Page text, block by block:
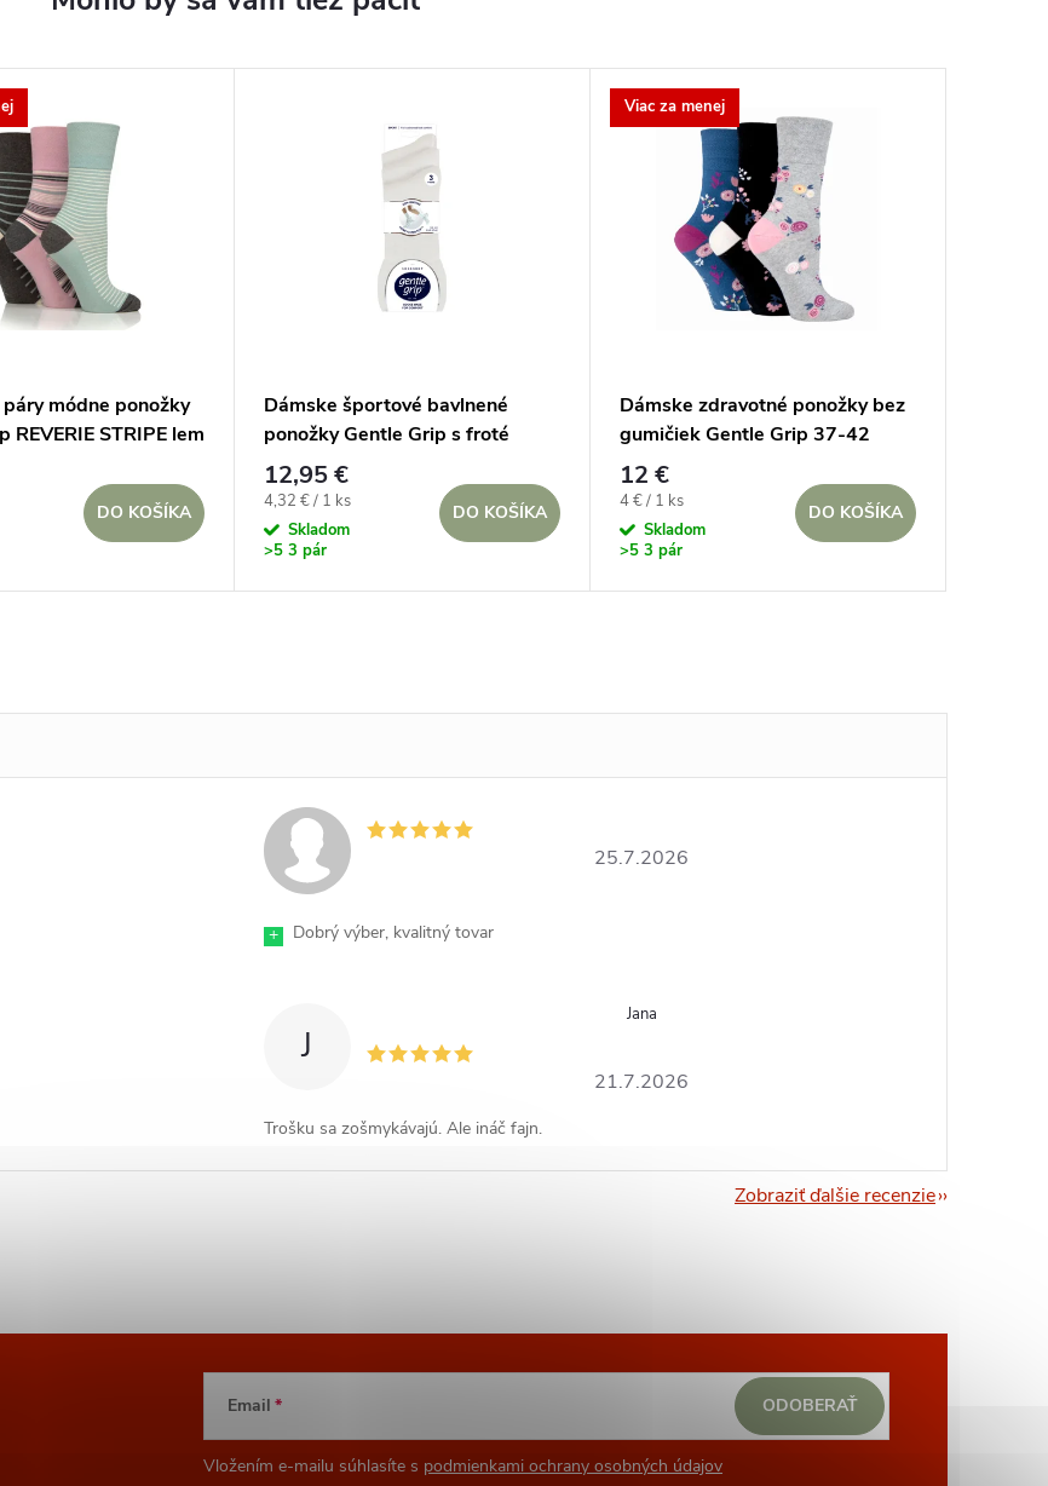
módne ponožky
REVERIE STRIPE lem
DO KOŠÍKA
Dámske športové bavlnené
ponožky Gentle Grip s froté
chodidlom 3 páry BIELE
12,95 €
Jednotková
cena:
4,32 € / 1 ks
Skladom
>5 3 pár
DO KOŠÍKA
Viac za menej
Dámske zdravotné ponožky bez
gumičiek Gentle Grip 37-42
FLORAL EMBRACE Vintage flóral
set, Ruže a Lúčne kvety, 3 páry
12 €
Jednotková
cena:
4 € / 1 ks
Skladom
>5 3 pár
DO KOŠÍKA
25.7.2026
+ Dobrý výber, kvalitný tovar
J
Jana
21.7.2026
Trošku sa zošmykávajú. Ale ináč fajn.
Zobraziť ďalšie recenzie
Email
Vložením e-mailu súhlasíte s podmienkami ochrany osobných údajov
ODOBERAŤ